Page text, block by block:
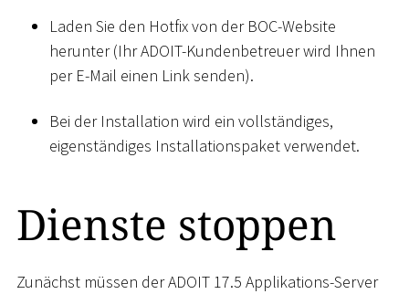
Laden Sie den Hotfix von der BOC-Website
herunter (Ihr ADOIT-Kundenbetreuer wird Ihnen
per E-Mail einen Link senden).
Bei der Installation wird ein vollständiges,
eigenständiges Installationspaket verwendet.
Dienste stoppen
Zunächst müssen der ADOIT 17.5 Applikations-Server